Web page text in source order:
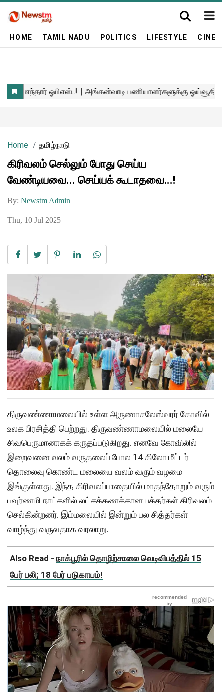
HOME TAMIL NADU POLITICS LIFESTYLE
Home தமிழ்நாடு
கிரிவலம் செல்லும் போது செய்ய
வேண்டியவை... செய்யக் கூடாதவை...!
By: Newstm Admin
Thu, 10 Jul 2025
திருவண்ணாமலையில் உள்ள அருணாசலேஸ்வரர் கோவில்
உலக பிரசித்தி பெற்றது. திருவண்ணாமலையில் மலையே
சிவபெருமானாகக் கருதப்படுகிறது. எனவே கோவிலில்
இறைவனை வலம் வருதலைப் போல 14 கிலோ மீட்டர்
தொலைவு கொண்ட மலையை வலம் வரும் வழமை
இங்குள்ளது. இந்த கிரிவலப்பாதையில் மாதந்தோறும் வரும்
பவுர்ணமி நாட்களில் லட்சக்கணக்கான பக்தர்கள் கிரிவலம்
செல்கின்றனர். இம்மலையில் இன்றும் பல சித்தர்கள்
வாழ்ந்து வருவதாக வரலாறு.
Also Read - நாக்பூரில் தொழிற்சாலை வெடிவிபத்தில் 15
பேர் பலி; 18 பேர் படுகாயம்!